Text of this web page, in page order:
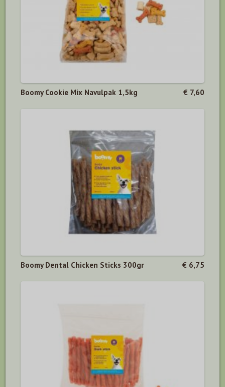
Boomy Cookie Mix Navulpak 1,5kg € 7,60
Boomy Dental Chicken Sticks 300gr € 6,75